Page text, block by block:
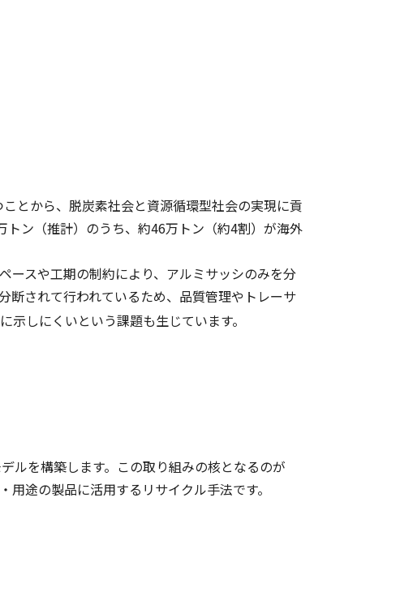
とから、脱炭素社会と資源循環型社会の実現に貢
ン（推計）のうち、約46万トン（約4割）が海外
ースや工期の制約により、アルミサッシのみを分
断されて行われているため、品質管理やトレーサ
しにくいという課題も生じています。
ルを構築します。この取り組みの核となるのが
途の製品に活用するリサイクル手法です。